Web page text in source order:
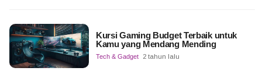
Kursi Gaming Budget Terbaik untuk
Kamu yang Mendang Mending
Tech & Gadget 2 tahun lalu